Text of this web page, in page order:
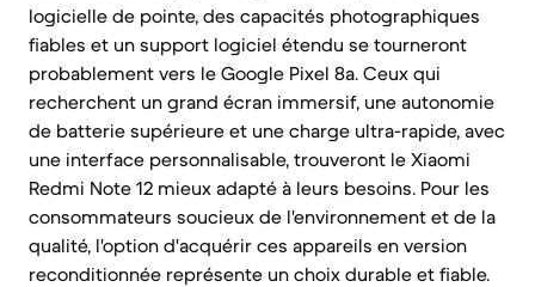
logicielle de pointe, des capacités photographiques
fiables et un support logiciel étendu se tourneront
probablement vers le Google Pixel 8a. Ceux qui
recherchent un grand écran immersif, une autonomie
de batterie supérieure et une charge ultra-rapide, avec
une interface personnalisable, trouveront le Xiaomi
Redmi Note 12 mieux adapté à leurs besoins. Pour les
consommateurs soucieux de l'environnement et de la
qualité, l'option d'acquérir ces appareils en version
reconditionnée représente un choix durable et fiable.